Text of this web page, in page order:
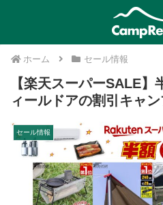
ホーム セール情報
【楽天スーパーSALE
ィールドアの割引キャン
セール情報